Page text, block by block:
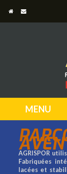
AGRISPOR
Fabriquées
lacées et